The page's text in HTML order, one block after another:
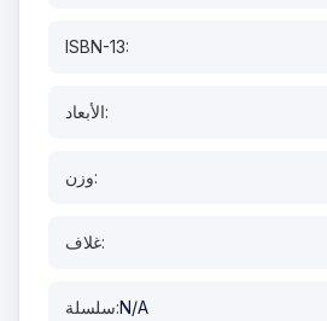
ISBN-13:
الأبعاد:
وزن:
غلاف:
سلسلة:N/A